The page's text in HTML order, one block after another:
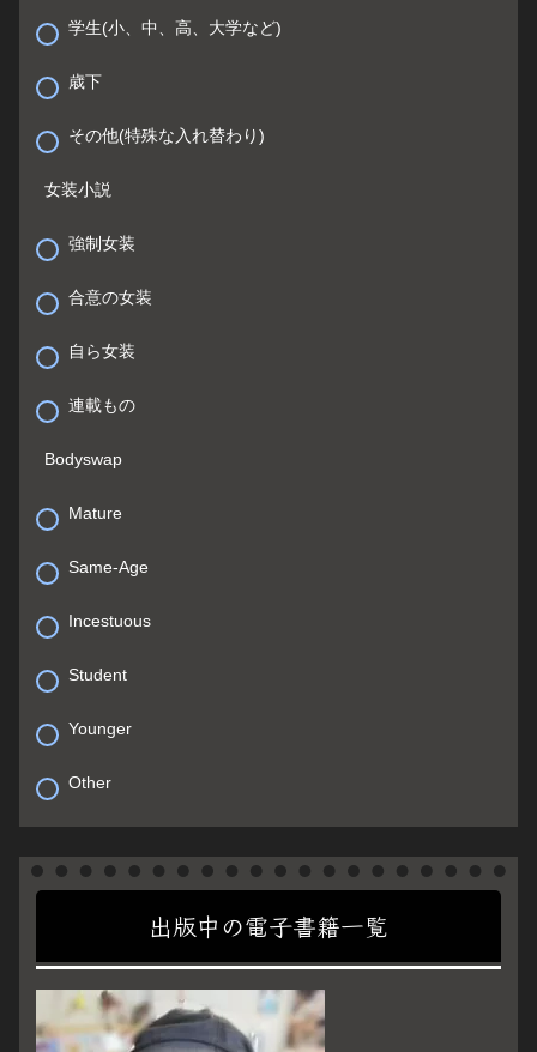
学生(小、中、高、大学など)
歳下
その他(特殊な入れ替わり)
女装小説
強制女装
合意の女装
自ら女装
連載もの
Bodyswap
Mature
Same-Age
Incestuous
Student
Younger
Other
出版中の電子書籍一覧